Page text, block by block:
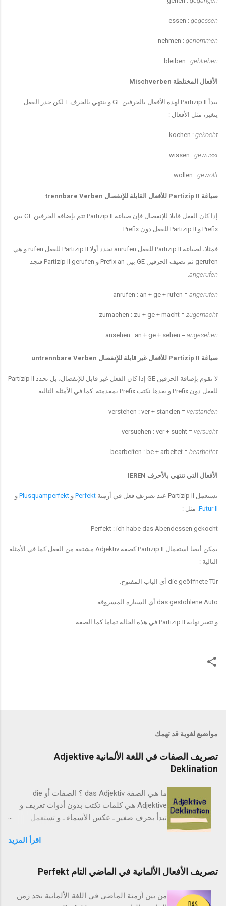
essen : gegessen
nehmen : genommen
bleiben : geblieben
الأفعال المختلطة Mischverben
يبدأ Partizip II لهذه الأفعال بالحرفين GE و ينتهي بالحرف T لكن جذر الفعل
يتغير، مثل الأفعال :
kochen : gekocht
wissen : gewusst
wollen : gewollt
صياغة Partizip II للأفعال القابلة للإنفصال trennbare Verben
إذا كان الفعل قابلا للإنفصال فإن صياغة Partizip II تتم بإضافة الحرفين GE بين
Prefix و Partizip II للفعل دون Prefix.
فمثلا، لصياغة Partizip II للفعل anrufen نحدد أولا Partizip II للفعل rufen و هي
gerufen ثم تضيف الحرفين GE بين Prefix an و Partizip II gerufen فنجد
angerufen
anrufen : an + ge + rufen = angerufen
zumachen : zu + ge + macht = zugemacht
ansehen : an + ge + sehen = angesehen
صياغة Partizip II للأفعال غير قابلة للإنفصال untrennbare Verben
لا نقوم بإضافة الحرفين GE إذا كان الفعل غير قابل للإنفصال، بل نحدد Partizip II
للفعل دون Prefix و بعدها نكتب Prefix بمقدمته. كما في الأمثلة التالية :
verstehen : ver + standen = verstanden
versuchen : ver + sucht = versucht
bearbeiten : be + arbeitet = bearbeitet
الأفعال التي تنتهي بالأحرف IEREN
نستعمل Partizip II عند تصريف فعل في أزمنة Perfekt و Plusquamperfekt و
Futur II مثل :
Perfekt : ich habe das Abendessen gekocht
يمكن أيضا استعمال Partizip II كصفة Adjektiv مشتقة من الفعل كما في الأمثلة
التالية :
die geöffnete Tür أي الباب المفتوح
das gestohlene Auto أي السيارة المسروقة
و تتغير نهاية Partizip II في هذه الحالة تماما كما الصفة
مواضيع لغوية قد تهمك
تصريف الصفات في اللغة الألمانية Adjektive
Deklination
ما هي الصفة das Adjektiv ؟ الصفات أو die
Adjektive هي كلمات تكتب بدون أدوات تعريف و
تبدأ بحرف صغير ـ عكس الأسماء ـ و تستعمل
شقة بأنها صغيرة فنكتب die Wohnung ist klein ،
فالصفة klein هنا تعتي صغير . تصرف الصفات
Adjektive Deklination المقصود بتصريف الصفات
Deklination هو تغيير نهايته ا بإضافة حرف أو حرفين
مثل e أو en أو er او غيرها حسب جنس الإسم
الموصوف ـ هل الإسم مذكر أم مؤنث أم جمع ـ و
اقرأ المزيد
تصريف الأفعال الألمانية في الماضي التام Perfekt
من بين أزمنة الماضي في اللغة الألمانية نجد زمن